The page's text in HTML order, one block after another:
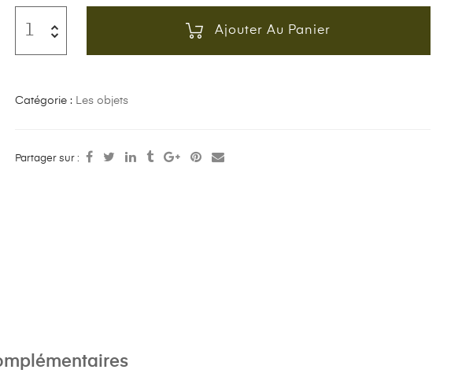
Ajouter Au Panier
Catégorie : Les objets
Partager sur :